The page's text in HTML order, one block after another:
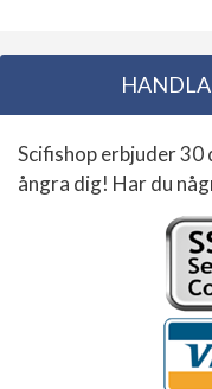
Scifishop erbjuder 30
ångra dig! Har du